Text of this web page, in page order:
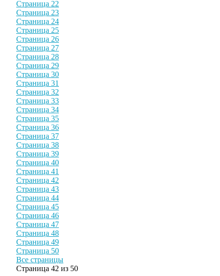
Страница 22
Страница 23
Страница 24
Страница 25
Страница 26
Страница 27
Страница 28
Страница 29
Страница 30
Страница 31
Страница 32
Страница 33
Страница 34
Страница 35
Страница 36
Страница 37
Страница 38
Страница 39
Страница 40
Страница 41
Страница 42
Страница 43
Страница 44
Страница 45
Страница 46
Страница 47
Страница 48
Страница 49
Страница 50
Все страницы
Страница 42 из 50